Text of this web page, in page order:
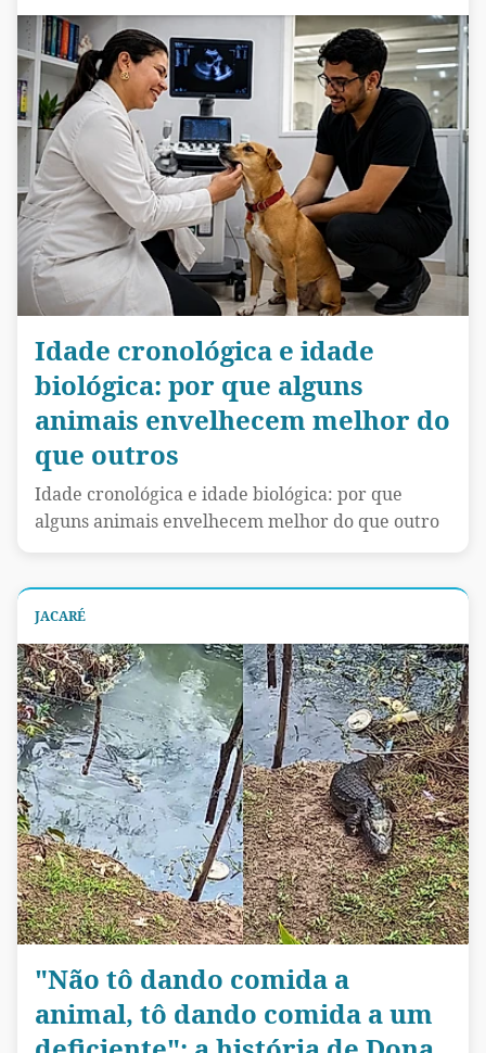
Idade cronológica e idade
biológica: por que alguns
animais envelhecem melhor do
que outros
Idade cronológica e idade biológica: por que
alguns animais envelhecem melhor do que outro
JACARÉ
"Não tô dando comida a
animal, tô dando comida a um